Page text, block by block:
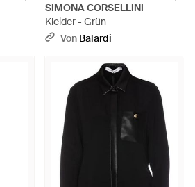
SIMONA CORSELLINI
Kleider - Grün
Von Balardi